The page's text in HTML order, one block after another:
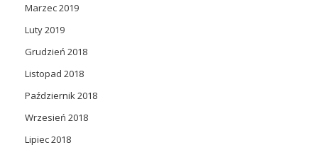
Marzec 2019
Luty 2019
Grudzień 2018
Listopad 2018
Październik 2018
Wrzesień 2018
Lipiec 2018